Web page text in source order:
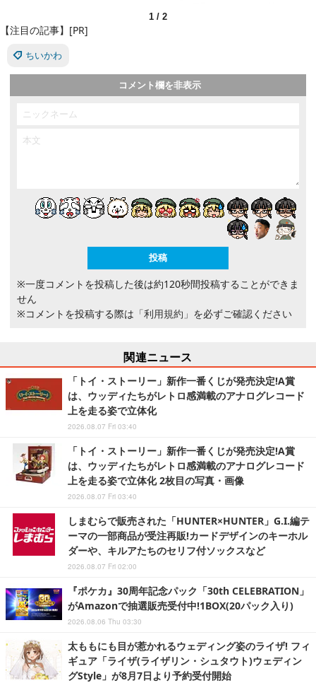
1 / 2
【注目の記事】[PR]
ちいかわ
コメント欄を非表示
※一度コメントを投稿した後は約120秒間投稿することができま
せん
※コメントを投稿する際は 「利用規約」 を必ずご確認ください
関連ニュース
「トイ・ストーリー」新作一番くじが発売決定!A賞
は、ウッディたちがレトロ感満載のアナログレコード
上を走る姿で立体化
2026.08.07 Fri 03:40
「トイ・ストーリー」新作一番くじが発売決定!A賞
は、ウッディたちがレトロ感満載のアナログレコード
上を走る姿で立体化 2枚目の写真・画像
2026.08.07 Fri 03:40
しまむらで販売された「HUNTER×HUNTER」G.I.編テ
ーマの一部商品が受注再販!カードデザインのキーホル
ダーや、キルアたちのセリフ付ソックスなど
2026.08.07 Fri 02:00
『ポケカ』30周年記念パック「30th CELEBRATION」
がAmazonで抽選販売受付中!1BOX(20パック入り)
2026.08.06 Thu 03:30
太ももにも目が惹かれるウェディング姿のライザ! フィ
ギュア「ライザ(ライザリン・シュタウト)ウェディン
グStyle」が8月7日より予約受付開始